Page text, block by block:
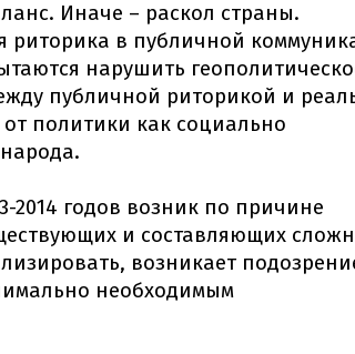
Иначе – раскол страны.
риторика в публичной
нарушить
публичной риторикой и
политики как социально
2014 годов возник по причине
и составляющих
возникает
необходимым